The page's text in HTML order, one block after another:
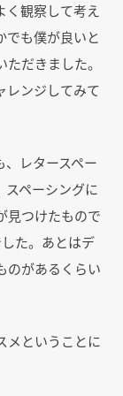
く観察して考え
でも僕が良いと
だきました。
レンジしてみて
レタースペー
スペーシングに
見つけたもので
た。あとはデ
のがあるくらい
メということに